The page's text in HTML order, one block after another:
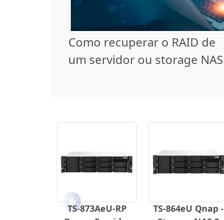
Como recuperar o RAID de
um servidor ou storage NAS
TS-873AeU-RP
TS-864eU Qnap -
Anterior